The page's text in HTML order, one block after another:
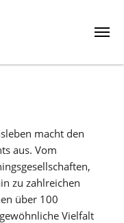
macht den
aus. Vom
zu zahlreichen
über 100
Vielfalt